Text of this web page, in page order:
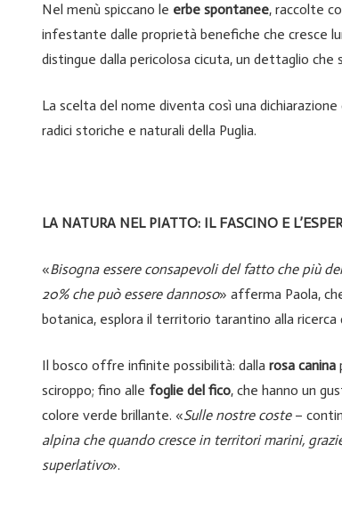
Nel menù spiccano le erbe spontanee, raccolte
infestante dalle proprietà benefiche che cresce
distingue dalla pericolosa cicuta, un dettaglio
La scelta del nome diventa così una
radici storiche e naturali della Puglia.
LA NATURA NEL PIATTO: IL FASCINO E
«Bisogna essere consapevoli del fatto che più
20% che può essere dannoso» afferma Paola,
botanica, esplora il territorio tarantino alla
Il bosco offre infinite possibilità: dalla rosa canina
sciroppo; fino alle foglie del fico, che hanno un
colore verde brillante. «Sulle nostre coste–
alpina che quando cresce in territori marini,
superlativo».